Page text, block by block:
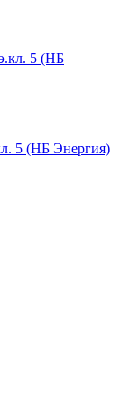
5 (НБ Энергия)